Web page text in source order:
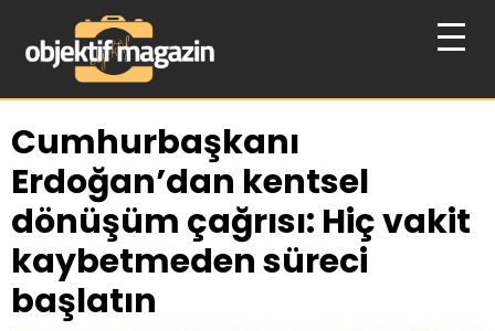
Cumhurbaşkanı
Erdoğan’dan kentsel
dönüşüm çağrısı: Hiç vakit
kaybetmeden süreci
başlatın